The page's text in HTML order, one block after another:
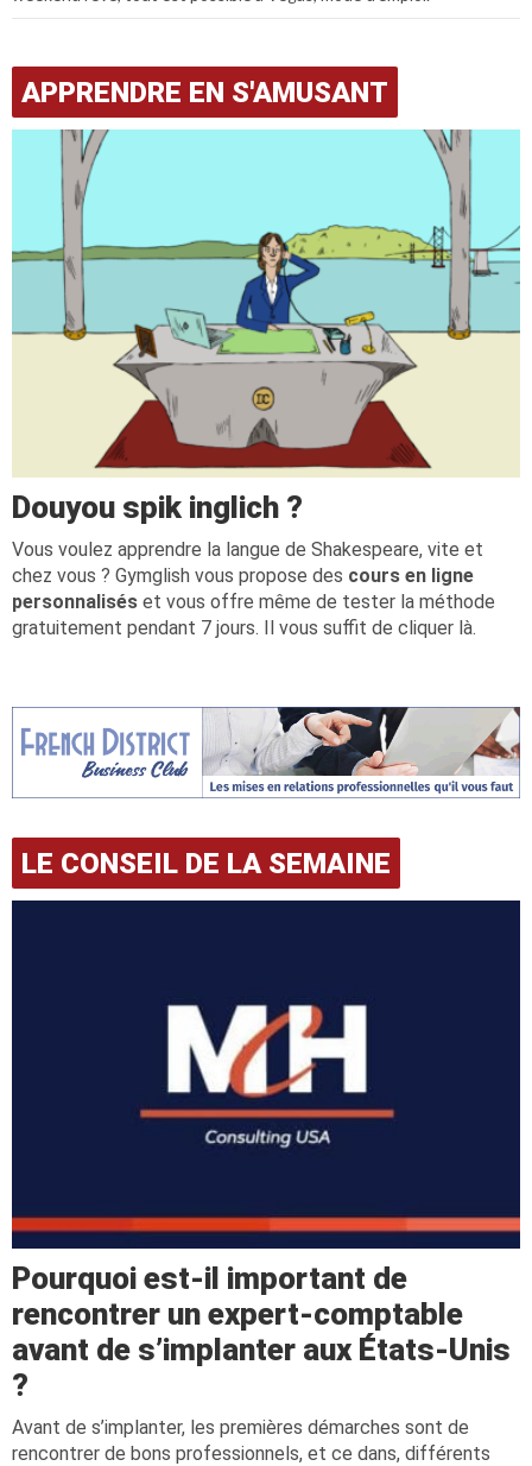
APPRENDRE EN S'AMUSANT
Douyou spik inglich ?
Vous voulez apprendre la langue de Shakespeare, vite et
chez vous ? Gymglish vous propose des cours en ligne
personnalisés et vous offre même de tester la méthode
gratuitement pendant 7 jours. Il vous suffit de cliquer là.
LE CONSEIL DE LA SEMAINE
Pourquoi est-il important de
rencontrer un expert-comptable
avant de s’implanter aux États-Unis
?
Avant de s’implanter, les premières démarches sont de
rencontrer de bons professionnels, et ce dans, différents